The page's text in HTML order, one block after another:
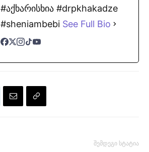
#აქხარისხია #drpkhakadze
#sheniambebi See Full Bio
შემდეგი სტატია